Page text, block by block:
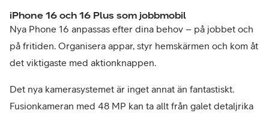
iPhone 16 och 16 Plus som jobbmobil
Nya Phone 16 anpassas efter dina behov – på jobbet och
på fritiden. Organisera appar, styr hemskärmen och kom åt
det viktigaste med aktionknappen.
Det nya kamerasystemet är inget annat än fantastiskt.
Fusionkameran med 48 MP kan ta allt från galet detaljrika